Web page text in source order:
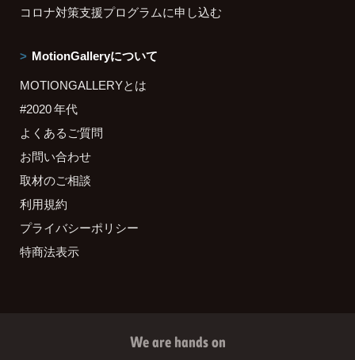
コロナ対策支援プログラムに申し込む
MotionGalleryについて
MOTIONGALLERYとは
#2020 年代
よくあるご質問
お問い合わせ
取材のご相談
利用規約
プライバシーポリシー
特商法表示
We are hands on